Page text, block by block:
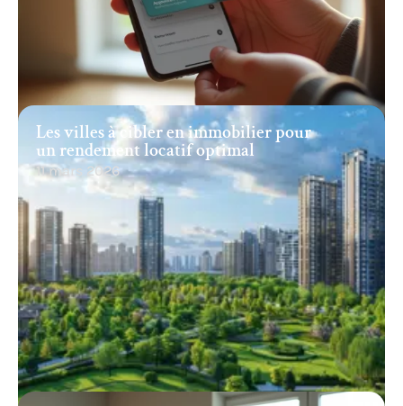
Les villes à cibler en immobilier pour
un rendement locatif optimal
11 mars 2026